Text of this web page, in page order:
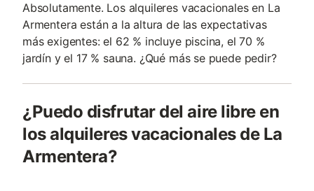
Absolutamente. Los alquileres vacacionales en La
Armentera están a la altura de las expectativas
más exigentes: el 62 % incluye piscina, el 70 %
jardín y el 17 % sauna. ¿Qué más se puede pedir?
¿Puedo disfrutar del aire libre en
los alquileres vacacionales de La
Armentera?